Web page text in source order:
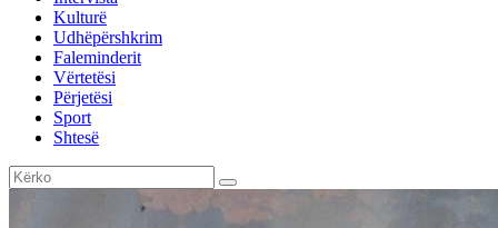
Kulturë
Udhëpërshkrim
Faleminderit
Vërtetësi
Përjetësi
Sport
Shtesë